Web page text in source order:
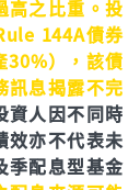
高之比重。投
144A債券
30%），該債
訊息揭露不完
資人因不同時
效亦不代表未
季配息型基金